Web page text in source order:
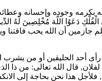
بكرمه وجوده وإحسانه
الْفُلْكِ دَعَوُا اللَّهَ مُخْلِصِينَ لَهُ
جازمين أن الله يحب
أحد الحليقين أو من يشرب
لفلان, قال الله تعالى: من